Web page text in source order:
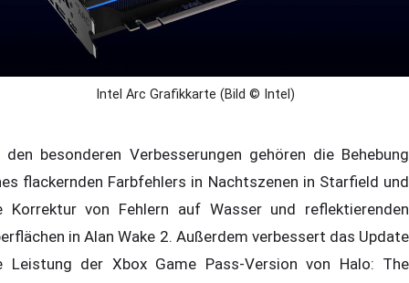
Intel Arc Grafikkarte (Bild © Intel)
den besonderen Verbesserungen gehören die Behebung
flackernden Farbfehlers in Nachtszenen in Starfield und
Korrektur von Fehlern auf Wasser und reflektierenden
in Alan Wake 2. Außerdem verbessert das Update
Leistung der Xbox Game Pass-Version von Halo: The